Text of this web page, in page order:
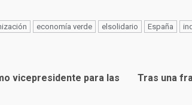
economía verde elsolidario España
vicepresidente para las
Tras una